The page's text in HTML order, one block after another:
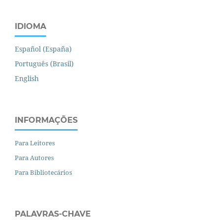
IDIOMA
Español (España)
Português (Brasil)
English
INFORMAÇÕES
Para Leitores
Para Autores
Para Bibliotecários
PALAVRAS-CHAVE